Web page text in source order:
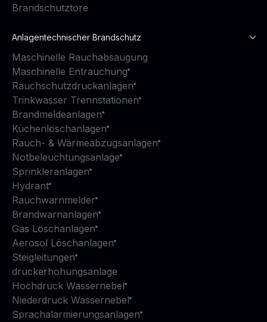
Brandschutztore
Anlagentechnischer Brandschutz
Maschinelle Rauchabsaugung
Maschinelle Entrauchung
Rauchschutzdruckanlagen
Trinkwasser Trennstationen
Brandmeldeanlagen
Küchenlöschanlagen
Rauch- & Wärmeabzugsanlagen
Notbeleuchtungsanlage
Sprinkleranlagen
Hydrant
Rauchwarnmelder
Brandwarnanlagen
Gas Löschanlagen
Aerosol Löschanlagen
Steigleitungen
druckerhohungsanlage
Hochdruck Wassernebel
Niederdruck Wassernebel
Sprachalarmierungsanlagen